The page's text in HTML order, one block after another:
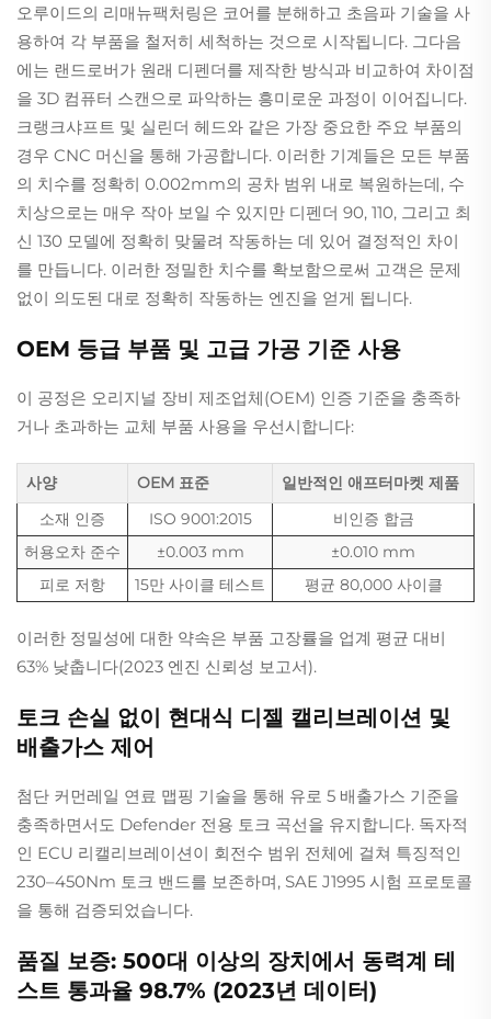
오루이드의 리매뉴팩처링은 코어를 분해하고 초음파 기술을 사
용하여 각 부품을 철저히 세척하는 것으로 시작됩니다. 그다음
에는 랜드로버가 원래 디펜더를 제작한 방식과 비교하여 차이점
을 3D 컴퓨터 스캔으로 파악하는 흥미로운 과정이 이어집니다.
크랭크샤프트 및 실린더 헤드와 같은 가장 중요한 주요 부품의
경우 CNC 머신을 통해 가공합니다. 이러한 기계들은 모든 부품
의 치수를 정확히 0.002mm의 공차 범위 내로 복원하는데, 수
치상으로는 매우 작아 보일 수 있지만 디펜더 90, 110, 그리고 최
신 130 모델에 정확히 맞물려 작동하는 데 있어 결정적인 차이
를 만듭니다. 이러한 정밀한 치수를 확보함으로써 고객은 문제
없이 의도된 대로 정확히 작동하는 엔진을 얻게 됩니다.
OEM 등급 부품 및 고급 가공 기준 사용
이 공정은 오리지널 장비 제조업체(OEM) 인증 기준을 충족하
거나 초과하는 교체 부품 사용을 우선시합니다:
사양 OEM 표준
일반적인 애프터마켓 제품
소재 인증
ISO 9001:2015
비인증 합금
허용오차 준수
±0.003 mm
±0.010 mm
피로 저항
15만 사이클 테스트 평균 80,000 사이클
이러한 정밀성에 대한 약속은 부품 고장률을 업계 평균 대비
63% 낮춥니다(2023 엔진 신뢰성 보고서).
토크 손실 없이 현대식 디젤 캘리브레이션 및
배출가스 제어
첨단 커먼레일 연료 맵핑 기술을 통해 유로 5 배출가스 기준을
충족하면서도 Defender 전용 토크 곡선을 유지합니다. 독자적
인 ECU 리캘리브레이션이 회전수 범위 전체에 걸쳐 특징적인
230–450Nm 토크 밴드를 보존하며, SAE J1995 시험 프로토콜
을 통해 검증되었습니다.
품질 보증: 500대 이상의 장치에서 동력계 테
스트 통과율 98.7% (2023년 데이터)